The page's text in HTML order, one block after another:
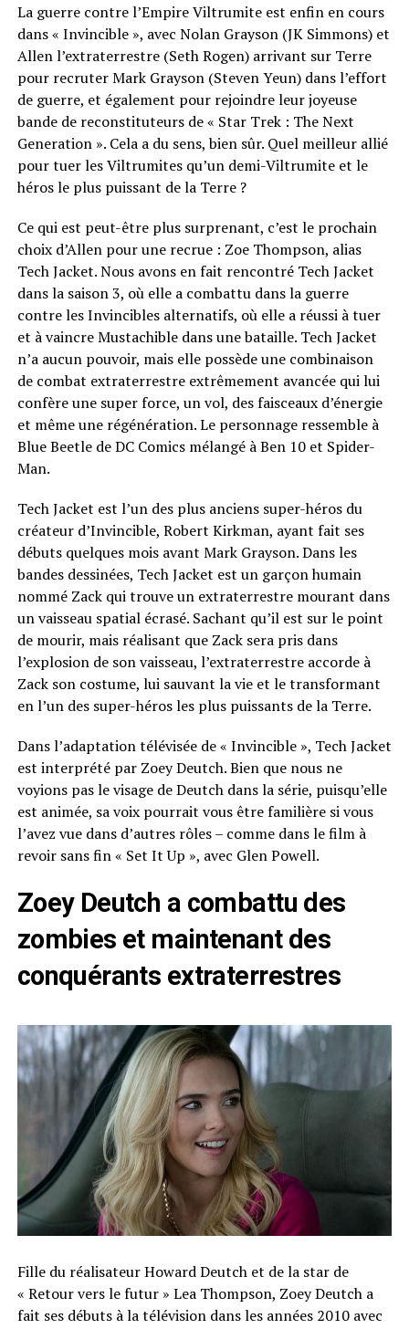
La guerre contre l’Empire Viltrumite est enfin en cours
dans « Invincible », avec Nolan Grayson (JK Simmons) et
Allen l’extraterrestre (Seth Rogen) arrivant sur Terre
pour recruter Mark Grayson (Steven Yeun) dans l’effort
de guerre, et également pour rejoindre leur joyeuse
bande de reconstituteurs de « Star Trek : The Next
Generation ». Cela a du sens, bien sûr. Quel meilleur allié
pour tuer les Viltrumites qu’un demi-Viltrumite et le
héros le plus puissant de la Terre ?
Ce qui est peut-être plus surprenant, c’est le prochain
choix d’Allen pour une recrue : Zoe Thompson, alias
Tech Jacket. Nous avons en fait rencontré Tech Jacket
dans la saison 3, où elle a combattu dans la guerre
contre les Invincibles alternatifs, où elle a réussi à tuer
et à vaincre Mustachible dans une bataille. Tech Jacket
n’a aucun pouvoir, mais elle possède une combinaison
de combat extraterrestre extrêmement avancée qui lui
confère une super force, un vol, des faisceaux d’énergie
et même une régénération. Le personnage ressemble à
Blue Beetle de DC Comics mélangé à Ben 10 et Spider-
Man.
Tech Jacket est l’un des plus anciens super-héros du
créateur d’Invincible, Robert Kirkman, ayant fait ses
débuts quelques mois avant Mark Grayson. Dans les
bandes dessinées, Tech Jacket est un garçon humain
nommé Zack qui trouve un extraterrestre mourant dans
un vaisseau spatial écrasé. Sachant qu’il est sur le point
de mourir, mais réalisant que Zack sera pris dans
l’explosion de son vaisseau, l’extraterrestre accorde à
Zack son costume, lui sauvant la vie et le transformant
en l’un des super-héros les plus puissants de la Terre.
Dans l’adaptation télévisée de « Invincible », Tech Jacket
est interprété par Zoey Deutch. Bien que nous ne
voyions pas le visage de Deutch dans la série, puisqu’elle
est animée, sa voix pourrait vous être familière si vous
l’avez vue dans d’autres rôles – comme dans le film à
revoir sans fin « Set It Up », avec Glen Powell.
Zoey Deutch a combattu des
zombies et maintenant des
conquérants extraterrestres
Fille du réalisateur Howard Deutch et de la star de
« Retour vers le futur » Lea Thompson, Zoey Deutch a
fait ses débuts à la télévision dans les années 2010 avec